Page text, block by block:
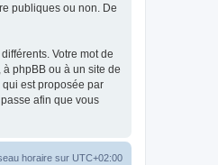
publiques ou non. De
Votre mot de
phpBB ou à un site de
est proposée par
afin que vous
horaire sur UTC+02:00